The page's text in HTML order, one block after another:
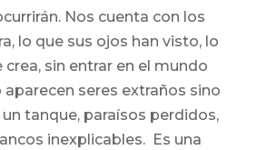
Nos cuenta con los
lo que sus ojos han visto, lo
sin entrar en el mundo
seres extraños sino
tanque, paraísos perdidos,
inexplicables. Es una